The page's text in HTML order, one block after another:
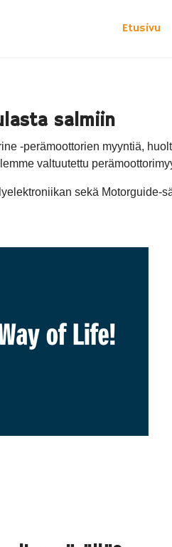
Etusivu
salmiin
-perämoottorien myyntiä,
valtuutettu
sekä Motorguide-